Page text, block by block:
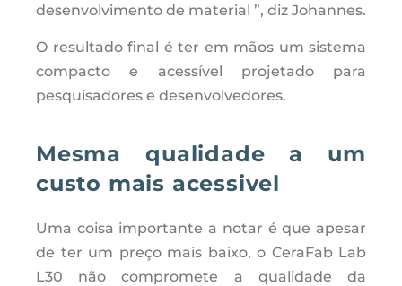
desenvolvimento de material ”, diz Johannes.
O resultado final é ter em mãos um sistema
compacto e acessível projetado para
pesquisadores e desenvolvedores.
Mesma qualidade a um
custo mais acessivel
Uma coisa importante a notar é que apesar
de ter um preço mais baixo, o CeraFab Lab
L30 não compromete a qualidade da